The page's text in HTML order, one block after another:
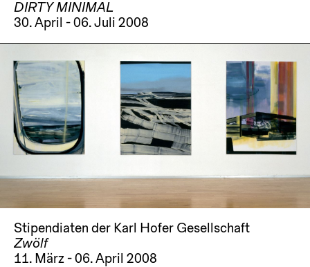
DIRTY MINIMAL
30. April - 06. Juli 2008
Stipendiaten der Karl Hofer Gesellschaft
Zwölf
11. März - 06. April 2008